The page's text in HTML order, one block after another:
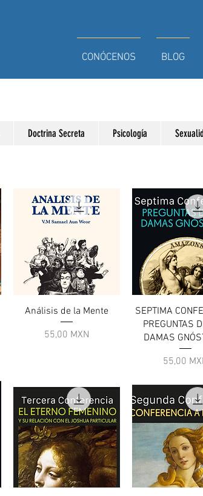
CONÓCENOS BLOG
Doctrina Secreta Psicología
Vista rapida
Análisis de la Mente
Prezzo
55,00 MXN
Vista
SEPTIMA
PREGUNTAS
DAMAS
Prezzo
55,00